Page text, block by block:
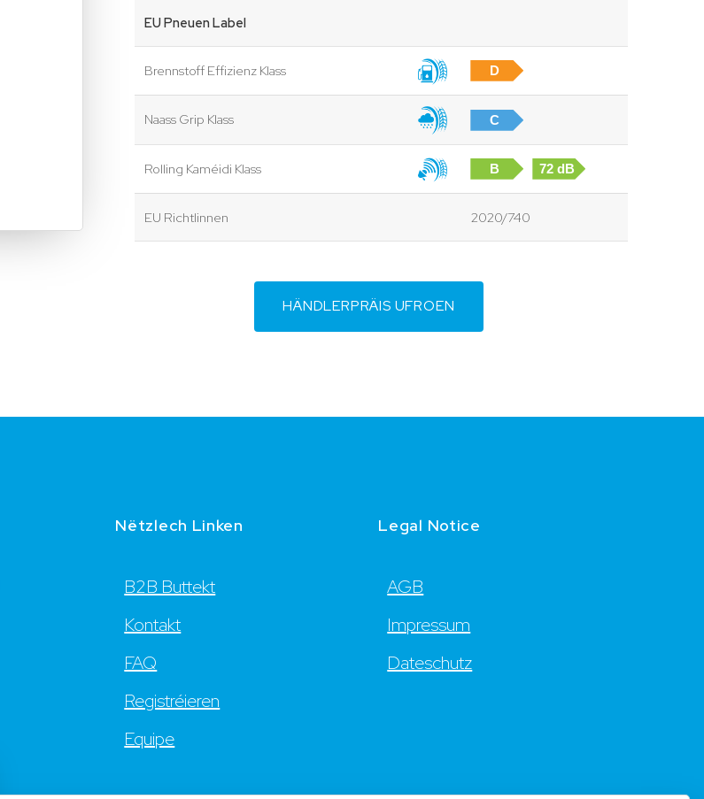
EU Pneuen Label
Brennstoff Effizienz Klass D
Naass Grip Klass C
Rolling Kaméidi Klass B 72 dB
EU Richtlinnen 2020/740
HÄNDLERPRÄIS UFROEN
Nëtzlech Linken
B2B Buttekt
Kontakt
FAQ
Registréieren
Equipe
Legal Notice
AGB
Impressum
Dateschutz